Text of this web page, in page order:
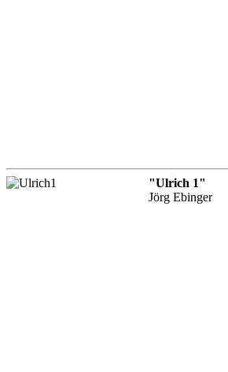
"Ulrich 1"
Jörg Ebinger